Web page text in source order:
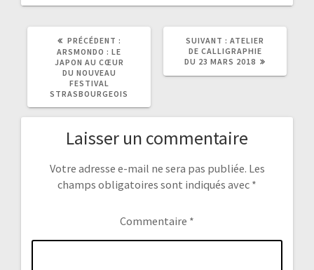
PRÉCÉDENT :
PRÉCÉDENT
:
ARSMONDO : LE
JAPON AU CŒUR
DU NOUVEAU
FESTIVAL
STRASBOURGEOIS
SUIVANT : ARTICLE
SUIVANT
:
ATELIER
DE CALLIGRAPHIE
DU 23 MARS 2018
Laisser un commentaire
Votre adresse e-mail ne sera pas publiée. Les
champs obligatoires sont indiqués avec *
Commentaire *